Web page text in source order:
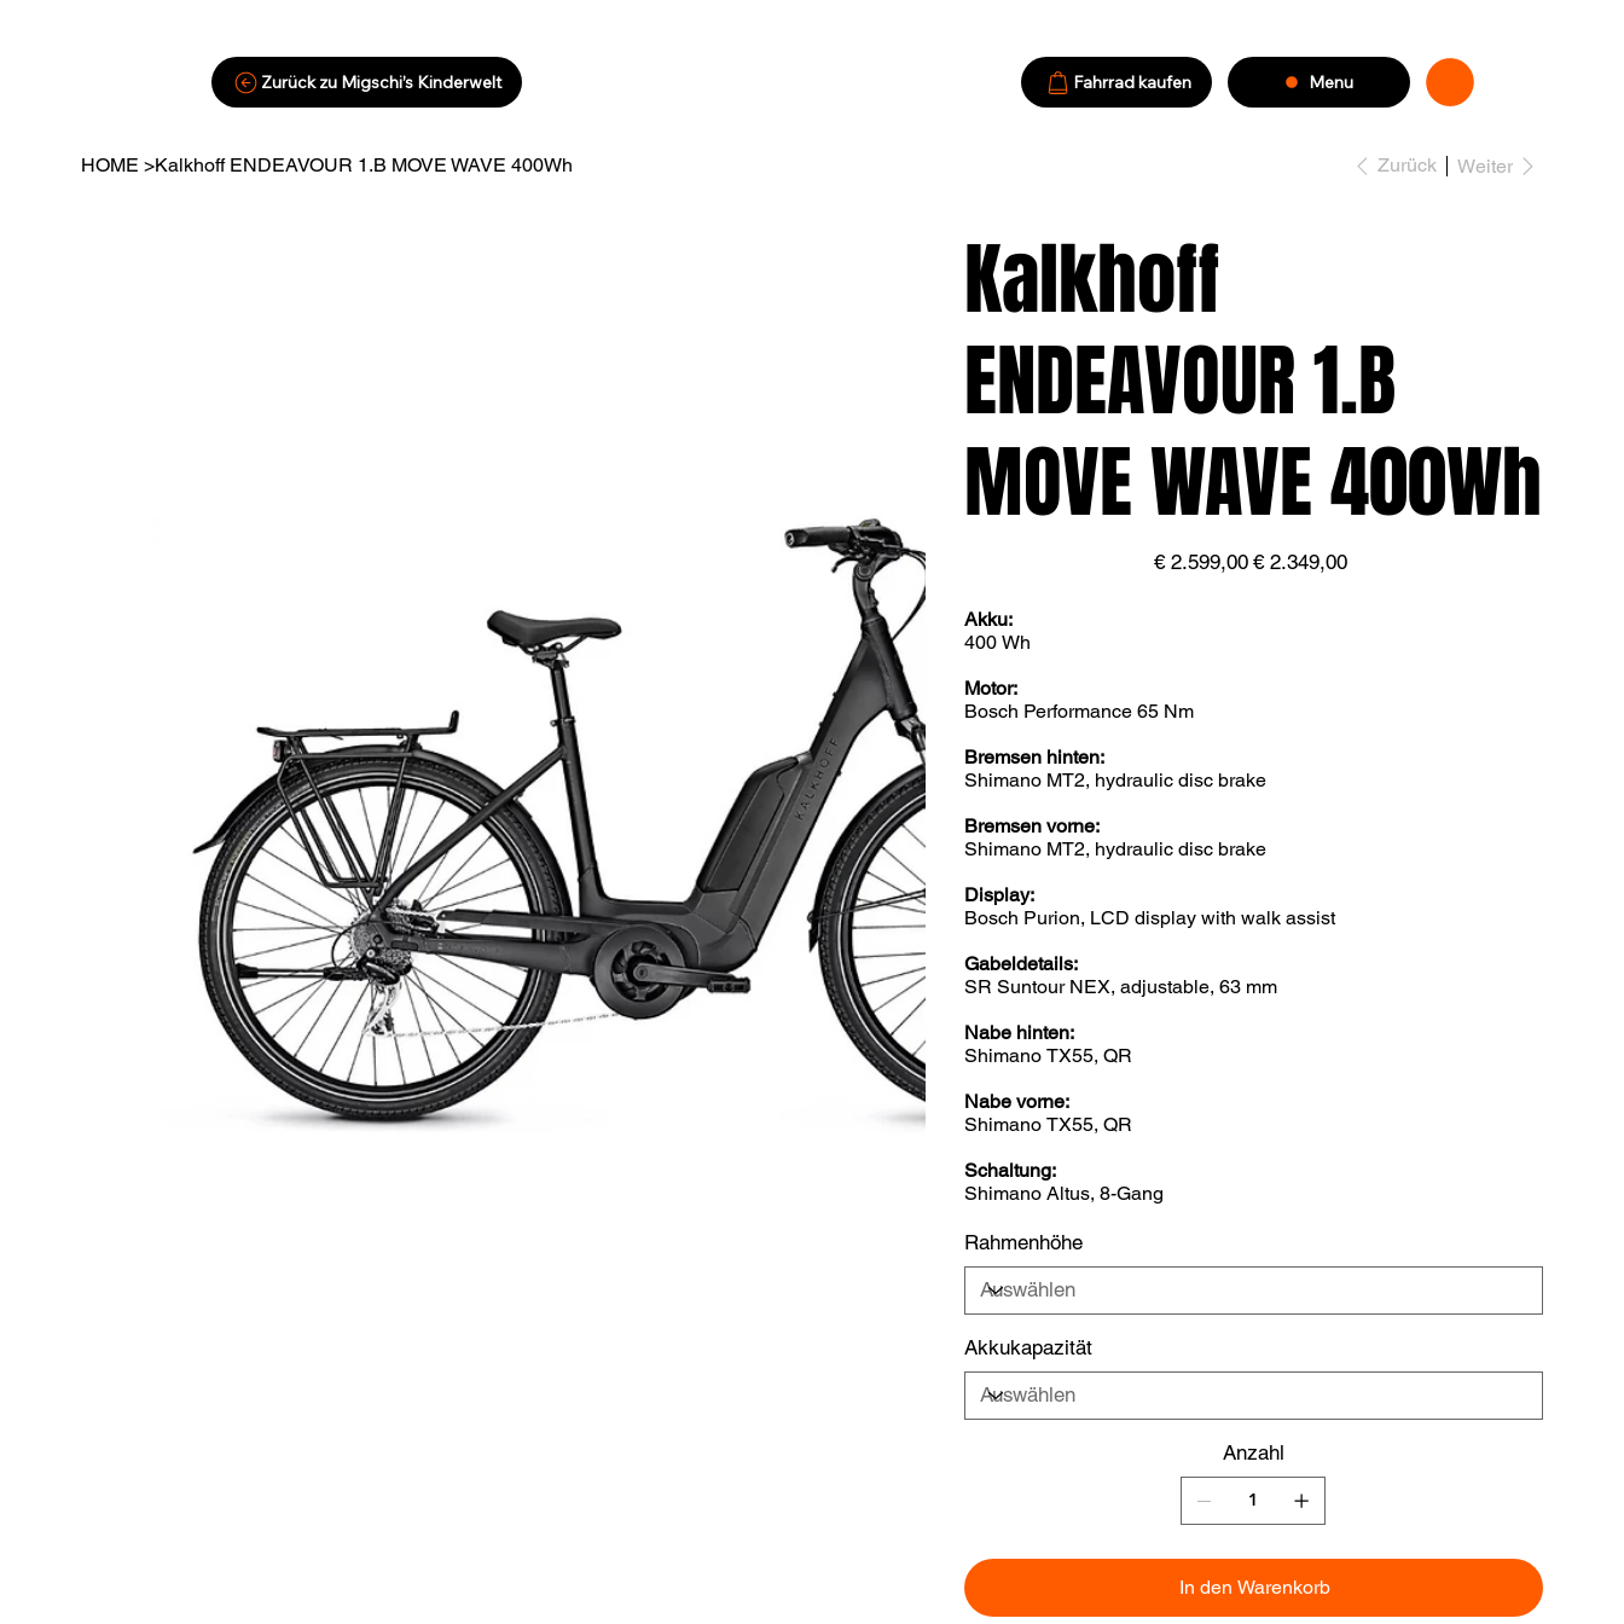
Zurück zu Migschi’s Kinderwelt Fahrrad kaufen Menu
HOME >Kalkhoff ENDEAVOUR 1.B MOVE WAVE 400Wh Zurück Weiter
Kalkhoff
ENDEAVOUR 1.B
MOVE WAVE 400Wh
Ursprünglicher
Preis
€ 2.599,00 Angebotspreis
€ 2.349,00
Akku:
400 Wh
Motor:
Bosch Performance 65 Nm
Bremsen hinten:
Shimano MT2, hydraulic disc brake
Bremsen vorne:
Shimano MT2, hydraulic disc brake
Display:
Bosch Purion, LCD display with walk assist
Gabeldetails:
SR Suntour NEX, adjustable, 63 mm
Nabe hinten:
Shimano TX55, QR
Nabe vorne:
Shimano TX55, QR
Schaltung:
Shimano Altus, 8-Gang
Rahmenhöhe
Akkukapazität
Anzahl
In den Warenkorb